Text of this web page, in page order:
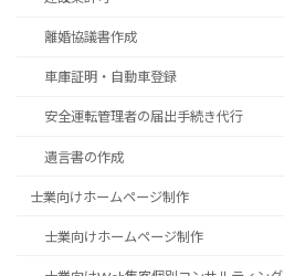
離婚協議書作成
車庫証明・自動車登録
安全運転管理者の届出手続き代行
遺言書の作成
士業向けホームページ制作
士業向けホームページ制作